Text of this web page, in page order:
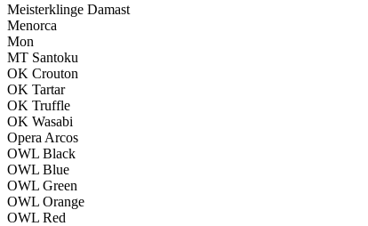
Meisterklinge Damast
Menorca
Mon
MT Santoku
OK Crouton
OK Tartar
OK Truffle
OK Wasabi
Opera Arcos
OWL Black
OWL Blue
OWL Green
OWL Orange
OWL Red